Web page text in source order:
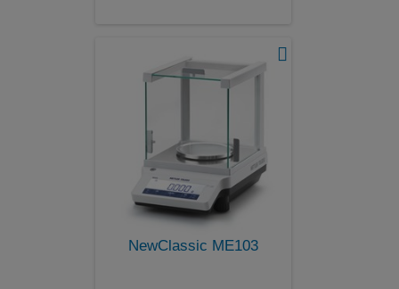
NewClassic ME103